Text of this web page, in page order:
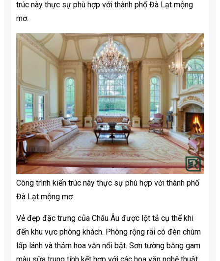
trúc này thực sự phù hợp với thành phố Đà Lạt mộng
mơ.
Công trình kiến ​​trúc này thực sự phù hợp với thành phố
Đà Lạt mộng mơ
Vẻ đẹp đặc trưng của Châu Âu được lột tả cụ thể khi
đến khu vực phòng khách. Phòng rộng rãi có đèn chùm
lấp lánh và thảm hoa văn nổi bật. Sơn tường bằng gam